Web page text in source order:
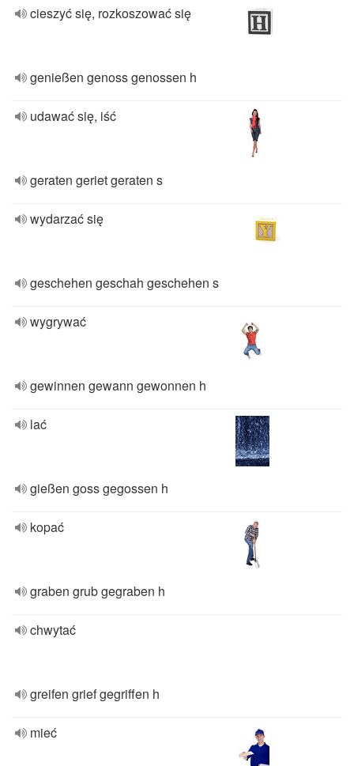
cieszyć się, rozkoszować się
genießen genoss genossen h
udawać się, iść
geraten geriet geraten s
wydarzać się
geschehen geschah geschehen s
wygrywać
gewinnen gewann gewonnen h
lać
gießen goss gegossen h
kopać
graben grub gegraben h
chwytać
greifen grief gegriffen h
mieć